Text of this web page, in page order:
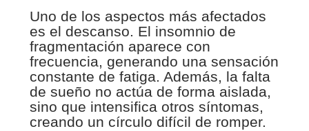
Uno de los aspectos más afectados
es el descanso. El insomnio de
fragmentación aparece con
frecuencia, generando una sensación
constante de fatiga. Además, la falta
de sueño no actúa de forma aislada,
sino que intensifica otros síntomas,
creando un círculo difícil de romper.